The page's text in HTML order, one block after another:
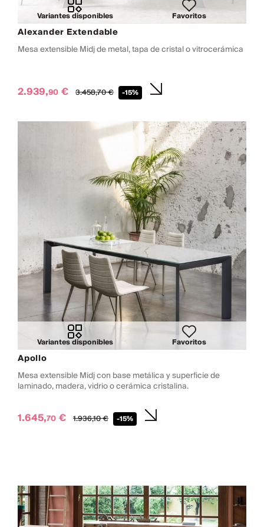
Variantes disponibles Favoritos
Alexander Extendable
Mesa extensible Midj de metal, tapa de cristal o vitrocerámica
2.939,90 € 3.458,70€ -15%
Variantes disponibles Favoritos
Apollo
Mesa extensible Midj con base metálica y superficie de
laminado, madera, vidrio o cerámica cristalina.
1.645,70 € 1.936,10€ -15%